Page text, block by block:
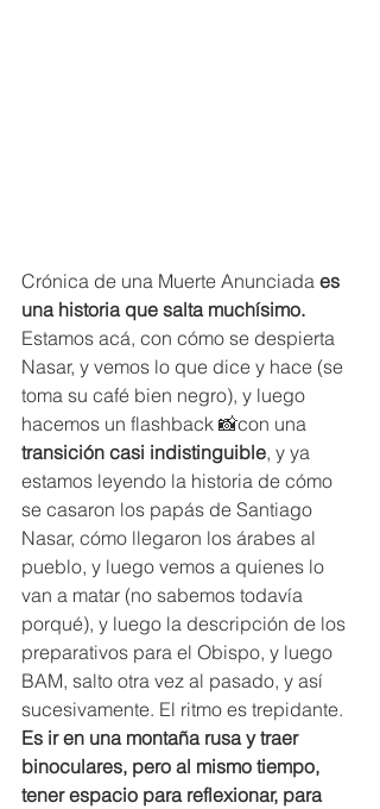
Crónica de una Muerte Anunciada es
una historia que salta muchísimo.
Estamos acá, con cómo se despierta
Nasar, y vemos lo que dice y hace (se
toma su café bien negro), y luego
hacemos un flashback 📸con una
transición casi indistinguible, y ya
estamos leyendo la historia de cómo
se casaron los papás de Santiago
Nasar, cómo llegaron los árabes al
pueblo, y luego vemos a quienes lo
van a matar (no sabemos todavía
porqué), y luego la descripción de los
preparativos para el Obispo, y luego
BAM, salto otra vez al pasado, y así
sucesivamente. El ritmo es trepidante.
Es ir en una montaña rusa y traer
binoculares, pero al mismo tiempo,
tener espacio para reflexionar, para